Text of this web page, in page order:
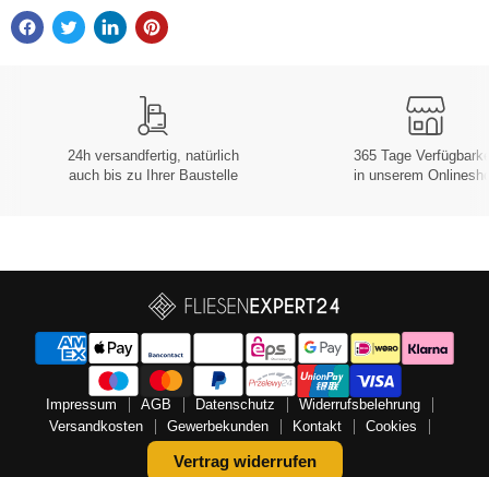
24h versandfertig, natürlich
auch bis zu Ihrer Baustelle
365 Tage
in unserem
Impressum AGB Datenschutz
Widerrufsbelehrung
Versandkosten
Gewerbekunden Kontakt Cookies
Vertrag widerrufen